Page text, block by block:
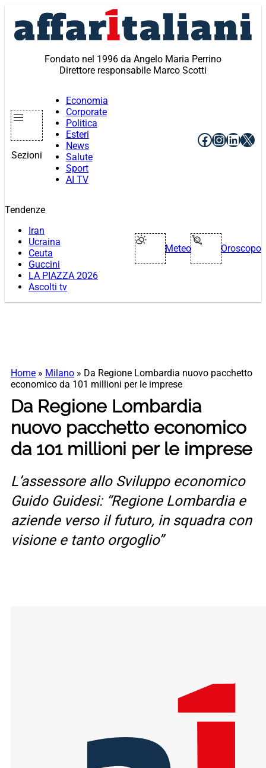
contenuto
Fondato nel 1996 da Angelo Maria Perrino
Direttore responsabile Marco Scotti
Sezioni
Economia
Corporate
Politica
Esteri
News
Salute
Sport
AI TV
Facebook
X
Tendenze
Iran
Ucraina
Ceuta
Guccini
LA PIAZZA 2026
Ascolti tv
Meteo Oroscopo
Home » Milano » Da Regione Lombardia nuovo pacchetto
economico da 101 millioni per le imprese
Da Regione Lombardia
nuovo pacchetto economico
da 101 millioni per le imprese
L’assessore allo Sviluppo economico
Guido Guidesi: “Regione Lombardia e
aziende verso il futuro, in squadra con
visione e tanto orgoglio”